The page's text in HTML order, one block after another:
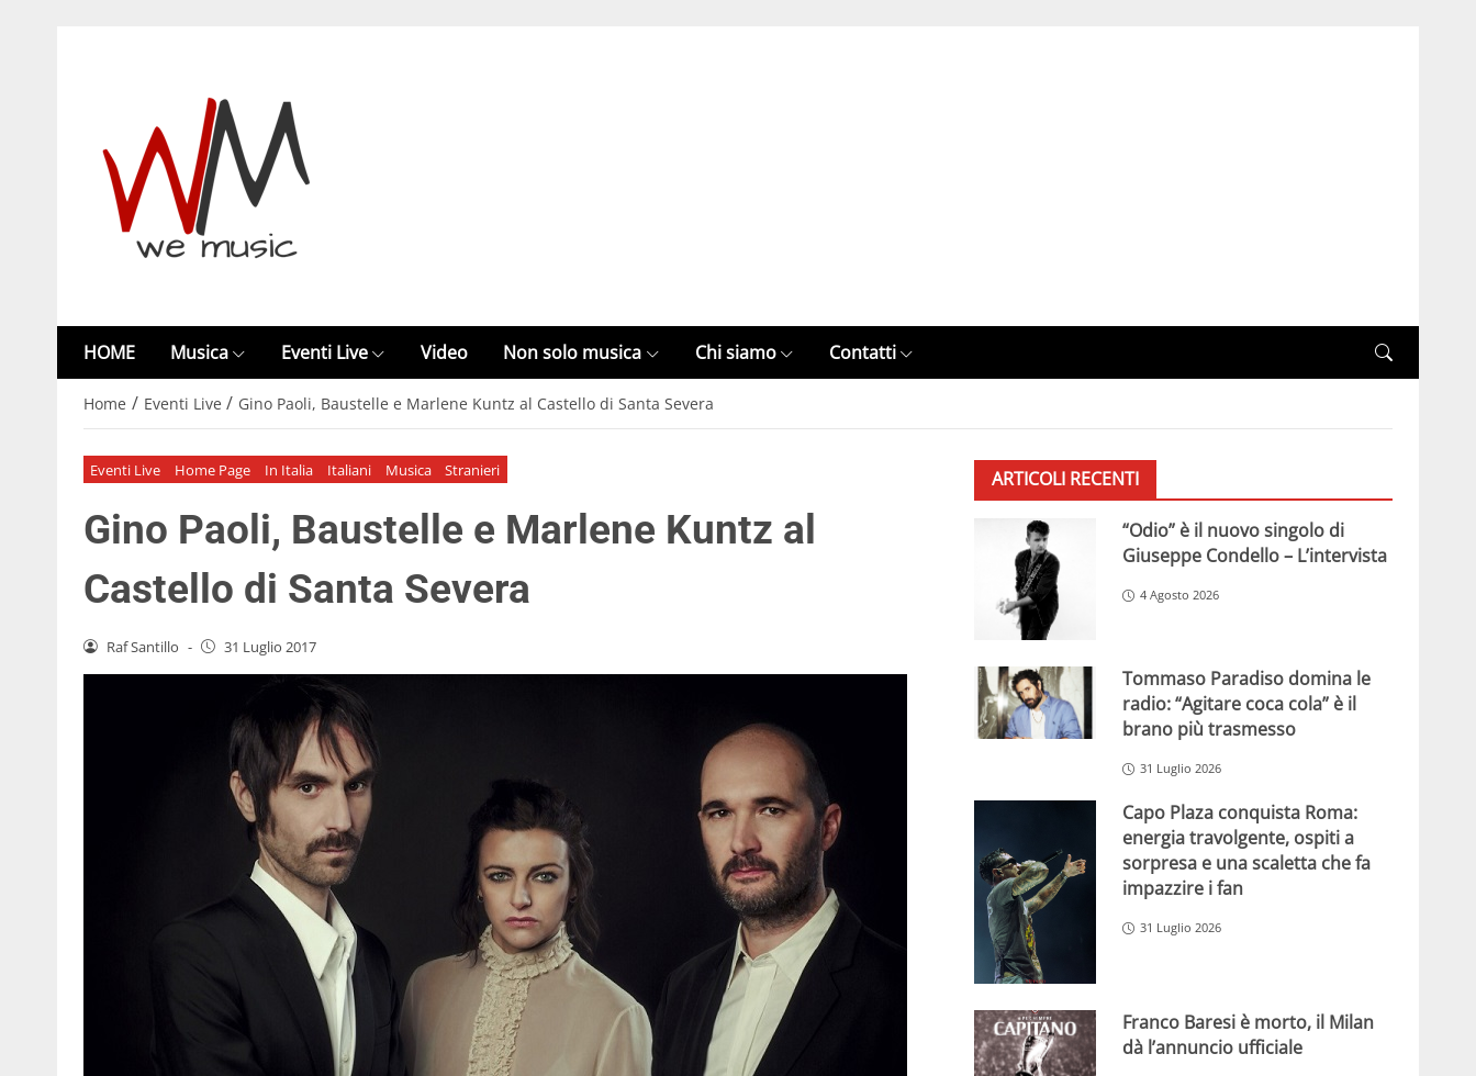
HOME Musica Eventi Live Video Non solo musica Chi siamo Contatti
Home / Eventi Live / Gino Paoli, Baustelle e Marlene Kuntz al Castello di Santa Severa
Eventi Live Home Page In Italia Italiani Musica Stranieri
Gino Paoli, Baustelle e Marlene Kuntz al
Castello di Santa Severa
Raf Santillo - 31 Luglio 2017
ARTICOLI RECENTI
“Odio” è il nuovo singolo di
Giuseppe Condello – L’intervista
4 Agosto 2026
Tommaso Paradiso domina le
radio: “Agitare coca cola” è il
brano più trasmesso
31 Luglio 2026
Capo Plaza conquista Roma:
energia travolgente, ospiti a
sorpresa e una scaletta che fa
impazzire i fan
31 Luglio 2026
Franco Baresi è morto, il Milan
dà l’annuncio ufficiale